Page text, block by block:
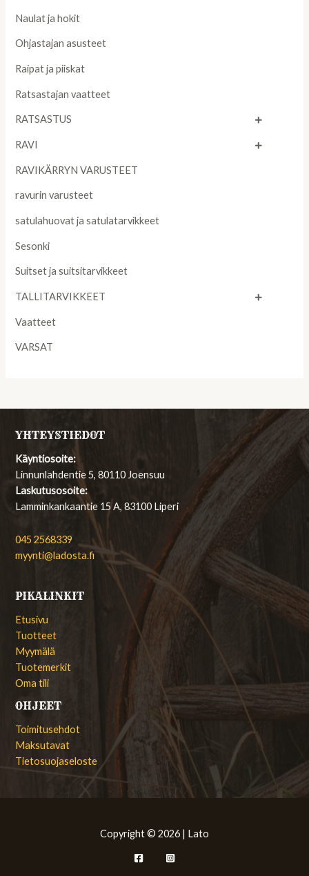
Naulat ja hokit
Ohjastajan asusteet
Raipat ja piiskat
Ratsastajan vaatteet
RATSASTUS
RAVI
RAVIKÄRRYN VARUSTEET
ravurin varusteet
satulahuovat ja satulatarvikkeet
Sesonki
Suitset ja suitsitarvikkeet
TALLITARVIKKEET
Vaatteet
VARSAT
YHTEYSTIEDOT
Käyntiosoite:
Linnunlahdentie 5, 80110 Joensuu
Laskutusosoite:
Lamminkankaantie 15 A, 83100 Liperi
045 2568339
myynti@ladosta.fi
PIKALINKIT
Etusivu
Tuotteet
Myymälä
Tuotemerkit
Oma tili
OHJEET
Toimitusehdot
Maksutavat
Tietosuojaseloste
Copyright © 2026 | Lato